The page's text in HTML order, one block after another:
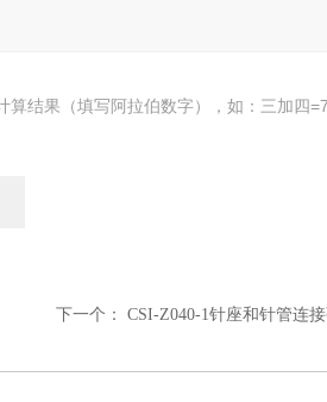
算结果（填写阿拉伯数字），如：三加四=7
下一个： CSI-Z040-1针座和针管连